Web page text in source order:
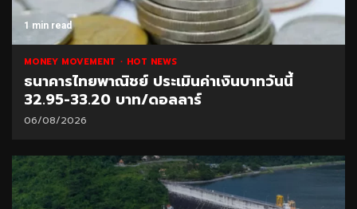
1 min read
MONEY MOVEMENT HOT NEWS
ธนาคารไทยพาณิชย์ ประเมินค่าเงินบาทวันนี้
32.95-33.20 บาท/ดอลลาร์
06/08/2026